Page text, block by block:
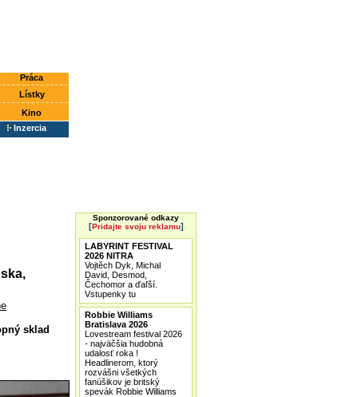
Práca
Lístky
Kino
Inzercia
sklad
Sponzorované odkazy
[Pridajte svoju reklamu]
LABYRINT FESTIVAL
2026 NITRA
Vojtěch Dyk, Michal
David, Desmod,
Čechomor a ďaľší.
Vstupenky tu
Robbie Williams
Bratislava 2026
Lovestream festival 2026
- najväčšia hudobná
udalosť roka !
Headlinerom, ktorý
rozvášni všetkých
fanúšikov je britský
spevák Robbie Williams